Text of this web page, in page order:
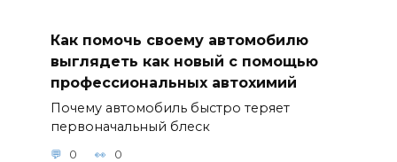
ТОП-советов
по уходу за
автомобиле
сезон с
помощью
Как помочь своему автомобилю
выглядеть как новый с помощью
профессиональных автохимий
Почему автомобиль быстро теряет
первоначальный блеск
0 0